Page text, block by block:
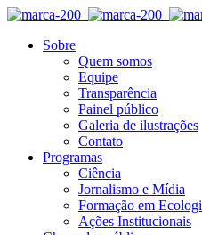
Sobre
Quem somos
Equipe
Transparência
Painel público
Galeria de ilustrações
Contato
Programas
Ciência
Jornalismo e Mídia
Formação em
Ações Institucionais